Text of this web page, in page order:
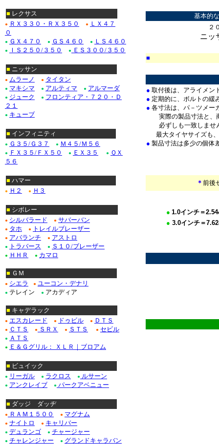
基本的
２
ニッ
■
● 取付後は、アライメン
● 定期的に、ボルトの緩
● 各寸法は、パ－ツメー
実際の製品寸法と、
必ずしも一致しませ
最大タイヤサイズも
● 製品寸法は多少の個体
＊ 前後
● 1.0インチ＝2.54
● 3.0インチ＝7.62
■ レクサス
● ＲＸ３３０・ＲＸ３５０ ●
ＬＸ４７
０
● ＧＸ４７０ ● ＧＳ４６０ ● ＬＳ４６０
● ＩＳ２５０/３５０ ● ＥＳ３００/３５０
■ ニッサン
● ムラーノ ● タイタン
● マキシマ ● アルティマ ● アルマーダ
● ジューク ● フロンティア・７２０・Ｄ
２１
● キューブ
■ インフィニティ
● Ｇ３５/Ｇ３７ ● Ｍ４５/Ｍ５６
● ＦＸ３５/ＦＸ５０ ● ＥＸ３５ ● ＱＸ
５６
■ ハマー
● Ｈ２ ● Ｈ３
■ シボレー
● シルバラード ● サバーバン
● タホ ● トレイルブレーザー
● アバランチ ● アストロ
● トラバース ● Ｓ１０/ブレーザー
● ＨＨＲ ● カマロ
■ ＧＭ
● シエラ ● ユーコン・デナリ
● テレイン ● アカディア
■ キャデラック
● エスカレード ● ドゥビル ● ＤＴＳ
● ＣＴＳ ● ＳＲＸ ● ＳＴＳ ● セビル
● ＡＴＳ
● Ｅ＆Ｇグリル： ＸＬＲ｜ブロアム
■ ビュイック
● リーガル ● ラクロス ● ルサーン
● アンクレイブ ● パークアベニュー
■ ダッジ ダッヂ
● ＲＡＭ１５００ ● マグナム
● ナイトロ ● キャリバー
● デュランゴ ● チャージャー
● チャレンジャー ● グランドキャラバン